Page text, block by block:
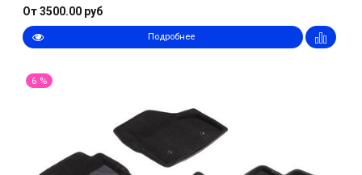
От 3500.00 руб
Подробнее
6 %